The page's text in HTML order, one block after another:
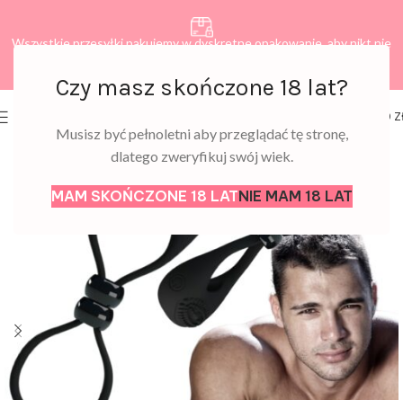
Czy masz skończone 18 lat?
Musisz być pełnoletni aby przeglądać tę stronę,
dlatego zweryfikuj swój wiek.
MAM SKOŃCZONE 18 LATNIE MAM 18 LAT
Wszystkie przesyłki pakujemy w dyskretne opakowanie, aby nikt nie
0,00